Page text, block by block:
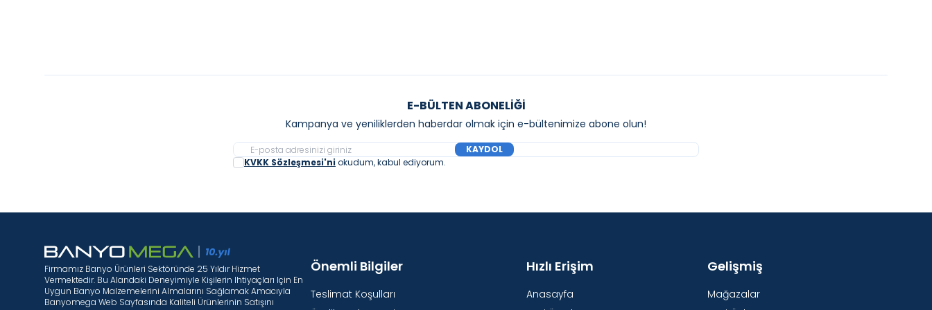
E-BÜLTEN ABONELIĞI
Kampanya ve yeniliklerden haberdar olmak için e-bültenimize abone olun!
KAYDOL
KVKK Sözleşmesi'ni okudum, kabul ediyorum.
Firmamız Banyo Ürünleri Sektöründe 25 Yıldır Hizmet
Vermektedir. Bu Alandaki Deneyimiyle Kişilerin Ihtiyaçları Için En
Uygun Banyo Malzemelerini Almalarını Sağlamak Amacıyla
Banyomega Web Sayfasında Kaliteli Ürünlerinin Satışını
Önemli Bilgiler
Teslimat Koşulları
Hızlı Erişim
Anasayfa
Gelişmiş
Mağazalar